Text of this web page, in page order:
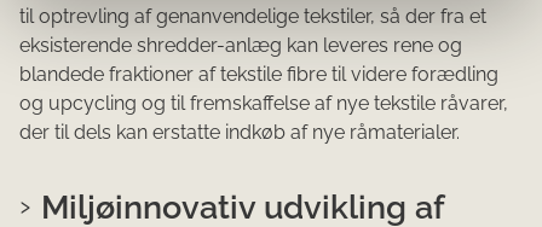
til optrevling af genanvendelige tekstiler, så der fra et
eksisterende shredder-anlæg kan leveres rene og
blandede fraktioner af tekstile fibre til videre forædling
og upcycling og til fremskaffelse af nye tekstile råvarer,
der til dels kan erstatte indkøb af nye råmaterialer.
Miljøinnovativ udvikling af